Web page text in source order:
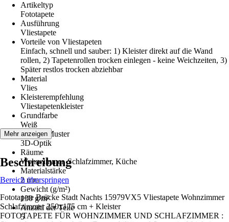
Artikeltyp
Fototapete
Ausführung
Vliestapete
Vorteile von Vliestapeten
Einfach, schnell und sauber: 1) Kleister direkt auf die Wand
rollen, 2) Tapetenrollen trocken einlegen - keine Weichzeiten, 3)
Später restlos trocken abziehbar
Material
Vlies
Kleisterempfehlung
Vliestapetenkleister
Grundfarbe
Weiß
Dekor / Muster
3D-Optik
Räume
Wohnzimmer, Schlafzimmer, Küche
Materialstärke
2 mm
Gewicht (g/m²)
130 g/m²
Anzahl der Teile
5
Mehr anzeigen
Beschreibung
Bereich überspringen
Fototapete Brücke Stadt Nachts 15979VX5 Vliestapete Wohnzimmer
Schlafzimmer 250x175 cm + Kleister
FOTOTAPETE FÜR WOHNZIMMER UND SCHLAFZIMMER :